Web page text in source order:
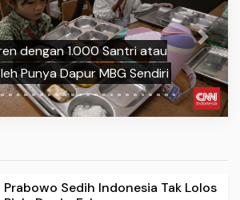
dengan 1.000 Santri atau
Punya Dapur MBG Sendiri
Next
Prabowo Sedih Indonesia Tak Lolos